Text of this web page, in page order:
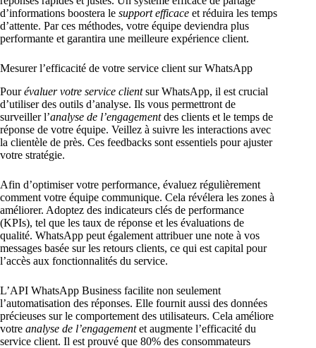
d’informations boostera le support efficace et réduira les temps
d’attente. Par ces méthodes, votre équipe deviendra plus
performante et garantira une meilleure expérience client.
Mesurer l’efficacité de votre service client sur WhatsApp
Pourévaluer votre service clientsur WhatsApp, il est crucial
d’utiliser des outils d’analyse. Ils vous permettront de
surveiller l’analyse de l’engagementdes clients et le temps de
réponse de votre équipe. Veillez à suivre les interactions avec
la clientèle de près. Ces feedbacks sont essentiels pour ajuster
votre stratégie.
Afin d’optimiser votre performance, évaluez régulièrement
comment votre équipe communique. Cela révélera les zones à
améliorer. Adoptez des indicateurs clés de performance
(KPIs), tel que les taux de réponse et les évaluations de
qualité. WhatsApp peut également attribuer une note à vos
messages basée sur les retours clients, ce qui est capital pour
l’accès aux fonctionnalités du service.
L’API WhatsApp Business facilite non seulement
l’automatisation des réponses. Elle fournit aussi des données
précieuses sur le comportement des utilisateurs. Cela améliore
votre analyse de l’engagementet augmente l’efficacité du
service client. Il est prouvé que 80% des consommateurs